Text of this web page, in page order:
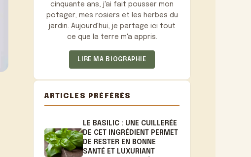
cinquante ans, j'ai fait pousser mon
potager, mes rosiers et les herbes du
jardin. Aujourd'hui, je partage ici tout
ce que la terre m'a appris.
LIRE MA BIOGRAPHIE
ARTICLES PRÉFÉRÉS
LE BASILIC : UNE CUILLERÉE
DE CET INGRÉDIENT PERMET
DE RESTER EN BONNE
SANTÉ ET LUXURIANT